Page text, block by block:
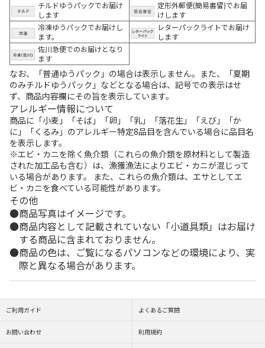
チルドゆうパックでお届け
します
定形外郵便(簡易書留)でお届
けします
冷凍ゆうパックでお届けし
ます。
レターパックライトでお届け
します
佐川急便でのお届けとなり
ます
なお、「普通ゆうパック」の場合は表示しません。また、「夏期
のみチルドゆうパック」などとなる場合は、記号での表示はせ
ず、商品内容欄にその旨を表示しています。
アレルギー情報について
商品に「小麦」「そば」「卵」「乳」「落花生」「えび」「か
に」「くるみ」のアレルギー特定8品目を含んでいる場合に品目名
を表示します。
※エビ・カニを除く魚介類（これらの魚介類を原材料として製造
された加工品も含む）は、漁獲漁法によりエビ・カニが混じって
いる場合があります。 また、これらの魚介類は、エサとしてエ
ビ・カニを食べている可能性があります。
その他
商品写真はイメージです。
商品内容として記載されていない「小道具類」はお届け
する商品に含まれておりません。
商品の色は、ご覧になるパソコンなどの環境により、実
際と異なる場合があります。
ご利用ガイド よくあるご質問
お問い合わせ 利用規約